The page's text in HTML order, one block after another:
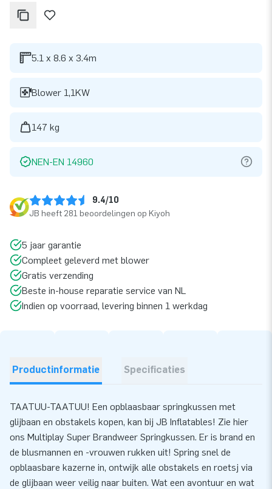
5.1 x 8.6 x 3.4m
Blower 1,1KW
147 kg
NEN-EN 14960
9.4/10
JB heeft 281 beoordelingen op Kiyoh
5 jaar garantie
Compleet geleverd met blower
Gratis verzending
Beste in-house reparatie service van NL
Indien op voorraad, levering binnen 1 werkdag
Productinformatie Specificaties
TAATUU-TAATUU! Een opblaasbaar springkussen met
glijbaan en obstakels kopen, kan bij JB Inflatables! Zie hier
ons Multiplay Super Brandweer Springkussen. Er is brand en
de blusmannen en -vrouwen rukken uit! Spring snel de
opblaasbare kazerne in, ontwijk alle obstakels en roetsj via
de glijbaan weer veilig naar buiten. Wat een avontuur en wat